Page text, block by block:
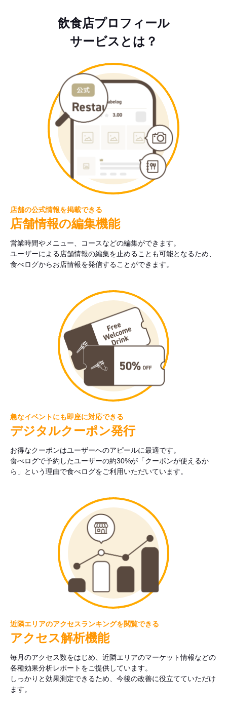
飲食店プロフィール
サービスとは？
店舗の公式情報を掲載できる
店舗情報の編集機能
営業時間やメニュー、コースなどの編集ができます。
ユーザーによる店舗情報の編集を止めることも可能となるため、
食べログからお店情報を発信することができます。
急なイベントにも即座に対応できる
デジタルクーポン発行
お得なクーポンはユーザーへのアピールに最適です。
食べログで予約したユーザーの約30%が「クーポンが使えるか
ら」という理由で食べログをご利用いただいています。
近隣エリアのアクセスランキングを閲覧できる
アクセス解析機能
毎月のアクセス数をはじめ、近隣エリアのマーケット情報などの
各種効果分析レポートをご提供しています。
しっかりと効果測定できるため、今後の改善に役立てていただけ
ます。